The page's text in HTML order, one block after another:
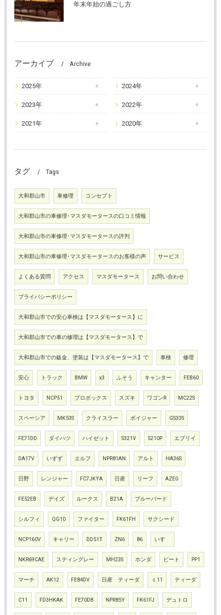
年末年始の過ごし方
アーカイブ Archive
2025年 2024年
2023年 2022年
2021年 2020年
タグ Tags
大和郡山市 車修理 コンセプト
大和郡山市の車修理･マスダモータースの口コミ情報
大和郡山市の車修理･マスダモータースの評判
大和郡山市の車修理･マスダモータースのお客様の声 サービス
よくある質問 アクセス マスダモータース お問い合わせ
プライバシーポリシー
大和郡山市での安心車検は【マスダモータース】に
大和郡山市での車の修理は【マスダモータース】で
大和郡山市での鈑金、塗装は【マスダモータース】で 車検 修理
安心 トラック BMW x3 ふそう キャンター FEB60
トヨタ NCP51 プロボックス スズキ ワゴンR MC22S
スペーシア MK53S クライスラー ボイジャー GS33S
FE71DD ダイハツ ハイゼット S321V S210P エブリイ
DA17V いずず エルフ NPR81AN アルト HA36S
日野 レンジャー FC7JKYA 日産 リーフ AZE0
FE52EB デイズ ルークス B21A ブルーバード
シルフィ QG10 ファイター FK61FH サクシード
NCP160V キャリー DD51T ZN6 86 いすゞ
NKR69CAE スティングレー MH23S ホンダ ビート PP1
マーチ AK12 FE84DV 日産 ティーダ ｃ11 ティーダ
C11 FD3HKAK FE70DB NPR85Y FK61FJ デュトロ